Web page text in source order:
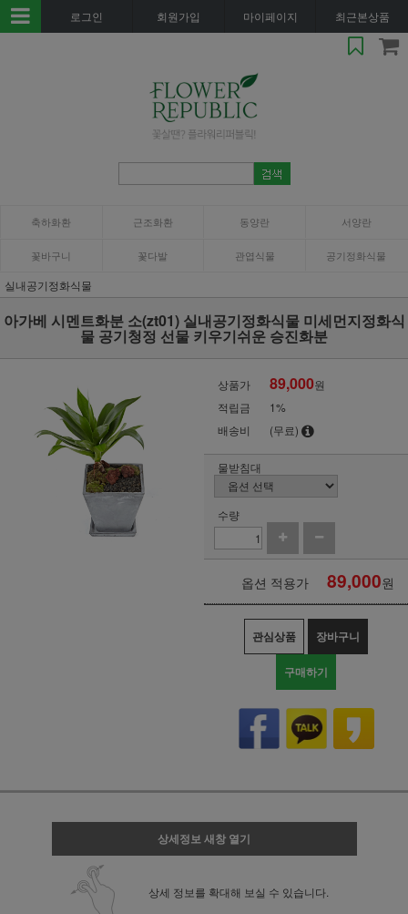
로그인 회원가입 마이페이지 최근본상품
축하화환 근조화환 동양란 서양란
꽃바구니 꽃다발 관엽식물 공기정화식물
실내공기정화식물
아가베 시멘트화분 소(zt01) 실내공기정화식물 미세먼지정화식
물 공기청정 선물 키우기쉬운 승진화분
상품가 89,000원
적립금
1%
배송비
(무료)
물받침대
수량
옵션 적용가 89,000원
관심상품 장바구니
구매하기
상세정보 새창 열기
상세 정보를 확대해 보실 수 있습니다.